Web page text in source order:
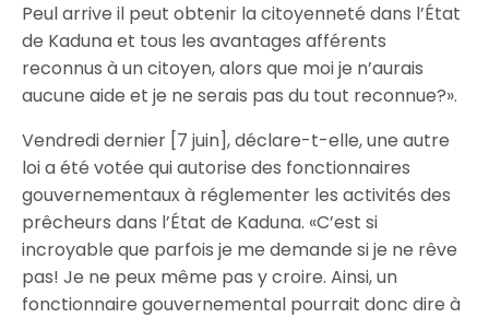
Peul arrive il peut obtenir la citoyenneté dans l’État
de Kaduna et tous les avantages afférents
reconnus à un citoyen, alors que moi je n’aurais
aucune aide et je ne serais pas du tout reconnue?».
Vendredi dernier [7 juin], déclare-t-elle, une autre
loi a été votée qui autorise des fonctionnaires
gouvernementaux à réglementer les activités des
prêcheurs dans l’État de Kaduna. «C’est si
incroyable que parfois je me demande si je ne rêve
pas! Je ne peux même pas y croire. Ainsi, un
fonctionnaire gouvernemental pourrait donc dire à